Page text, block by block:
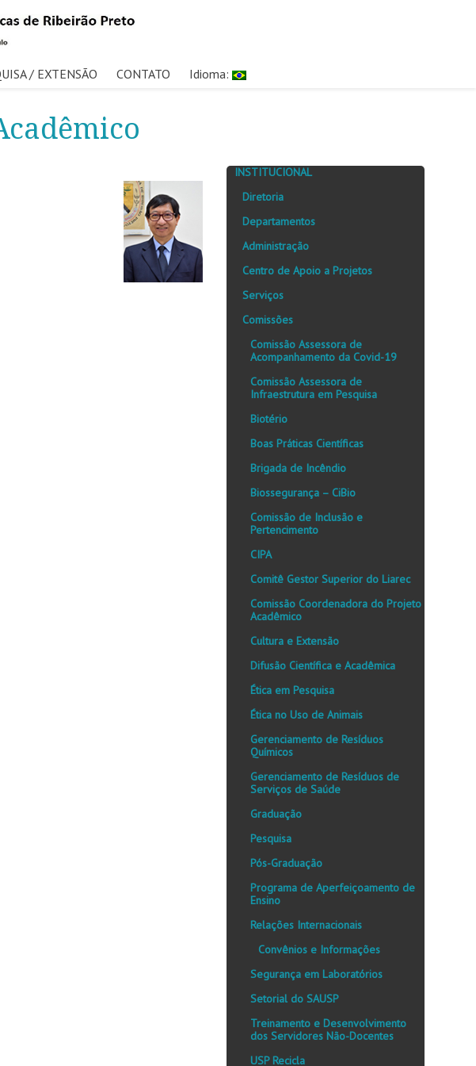
/ EXTENSÃO CONTATO Idioma:
INSTITUCIONAL
Diretoria
Departamentos
Administração
Centro de Apoio a Projetos
Serviços
Comissões
Comissão Assessora de
Acompanhamento da Covid-19
Comissão Assessora de
Infraestrutura em Pesquisa
Biotério
Boas Práticas Científicas
Brigada de Incêndio
Biossegurança – CiBio
Comissão de Inclusão e
Pertencimento
CIPA
Comitê Gestor Superior do Liarec
Comissão Coordenadora do Projeto
Acadêmico
Cultura e Extensão
Difusão Científica e Acadêmica
Ética em Pesquisa
Ética no Uso de Animais
Gerenciamento de Resíduos
Químicos
Gerenciamento de Resíduos de
Serviços de Saúde
Graduação
Pesquisa
Pós-Graduação
Programa de Aperfeiçoamento de
Ensino
Relações Internacionais
Convênios e Informações
Segurança em Laboratórios
Setorial do SAUSP
Treinamento e Desenvolvimento
dos Servidores Não-Docentes
USP Recicla